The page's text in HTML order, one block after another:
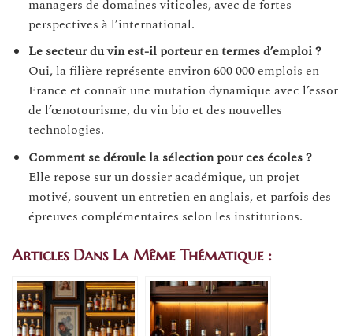
managers de domaines viticoles, avec de fortes
perspectives à l’international.
Le secteur du vin est-il porteur en termes d’emploi ?
Oui, la filière représente environ 600 000 emplois en
France et connaît une mutation dynamique avec l’essor
de l’œnotourisme, du vin bio et des nouvelles
technologies.
Comment se déroule la sélection pour ces écoles ?
Elle repose sur un dossier académique, un projet
motivé, souvent un entretien en anglais, et parfois des
épreuves complémentaires selon les institutions.
Articles Dans La Même Thématique :